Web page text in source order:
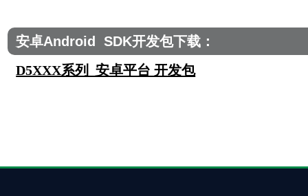
安卓Android SDK开发包下载：
D5XXX系列 安卓平台 开发包